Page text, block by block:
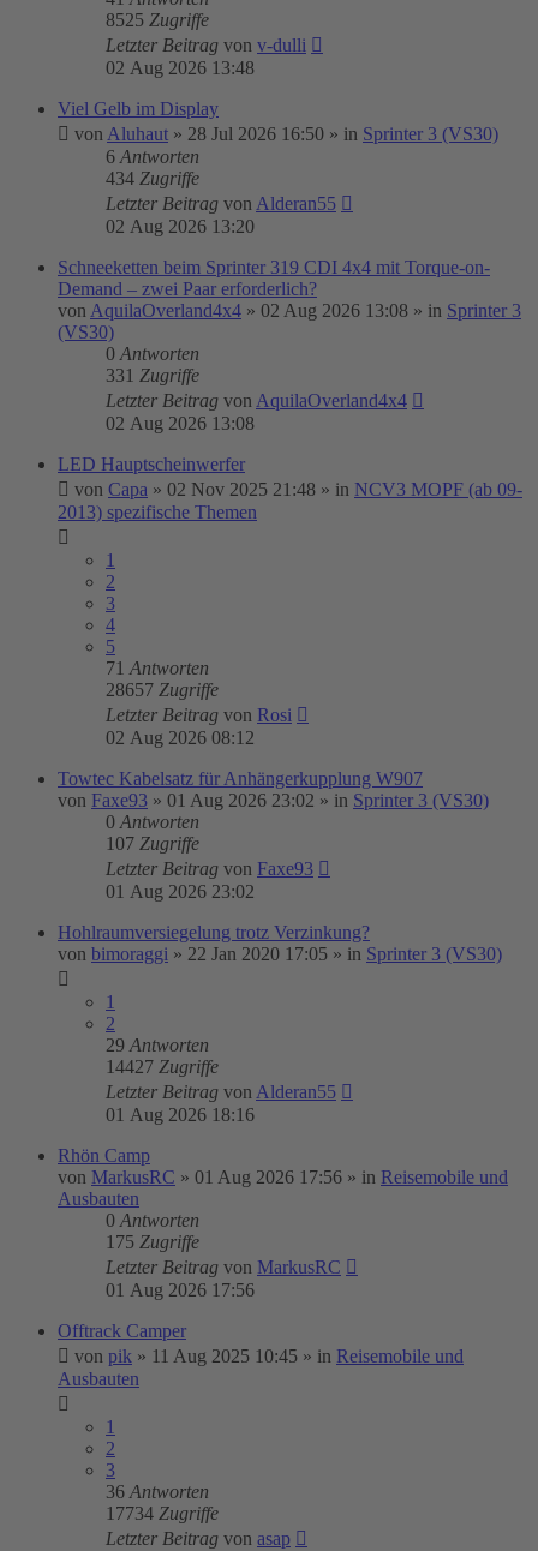
8525 Zugriffe
Letzter Beitrag von v-dulli
02 Aug 2026 13:48
Viel Gelb im Display
von Aluhaut » 28 Jul 2026 16:50 » in Sprinter 3 (VS30)
6 Antworten
434 Zugriffe
Letzter Beitrag von Alderan55
02 Aug 2026 13:20
Schneeketten beim Sprinter 319 CDI 4x4 mit Torque-on-
Demand – zwei Paar erforderlich?
von AquilaOverland4x4 » 02 Aug 2026 13:08 » in Sprinter 3
(VS30)
0 Antworten
331 Zugriffe
Letzter Beitrag von AquilaOverland4x4
02 Aug 2026 13:08
LED Hauptscheinwerfer
von Capa » 02 Nov 2025 21:48 » in NCV3 MOPF (ab 09-
2013) spezifische Themen
1
2
3
4
5
71 Antworten
28657 Zugriffe
Letzter Beitrag von Rosi
02 Aug 2026 08:12
Towtec Kabelsatz für Anhängerkupplung W907
von Faxe93 » 01 Aug 2026 23:02 » in Sprinter 3 (VS30)
0 Antworten
107 Zugriffe
Letzter Beitrag von Faxe93
01 Aug 2026 23:02
Hohlraumversiegelung trotz Verzinkung?
von bimoraggi » 22 Jan 2020 17:05 » in Sprinter 3 (VS30)
1
2
29 Antworten
14427 Zugriffe
Letzter Beitrag von Alderan55
01 Aug 2026 18:16
Rhön Camp
von MarkusRC » 01 Aug 2026 17:56 » in Reisemobile und
Ausbauten
0 Antworten
175 Zugriffe
Letzter Beitrag von MarkusRC
01 Aug 2026 17:56
Offtrack Camper
von pik » 11 Aug 2025 10:45 » in Reisemobile und
Ausbauten
1
2
3
36 Antworten
17734 Zugriffe
Letzter Beitrag von asap